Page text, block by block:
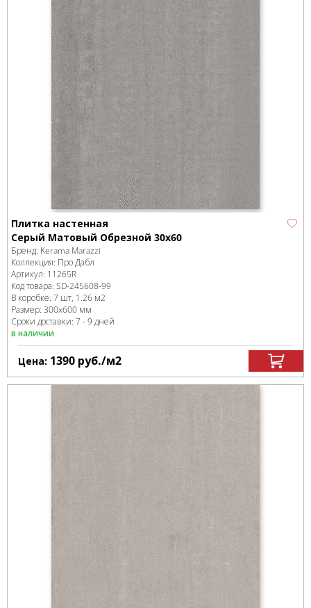
Плитка настенная
Серый Матовый Обрезной 30х60
Бренд: Kerama Marazzi
Коллекция: Про Дабл
Артикул: 11265R
Код товара: SD-245608-99
В коробке: 7 шт, 1.26 м2
Размер: 300x600 мм
Сроки доставки: 7 - 9 дней
в наличии
Цена: 1390 руб./м2